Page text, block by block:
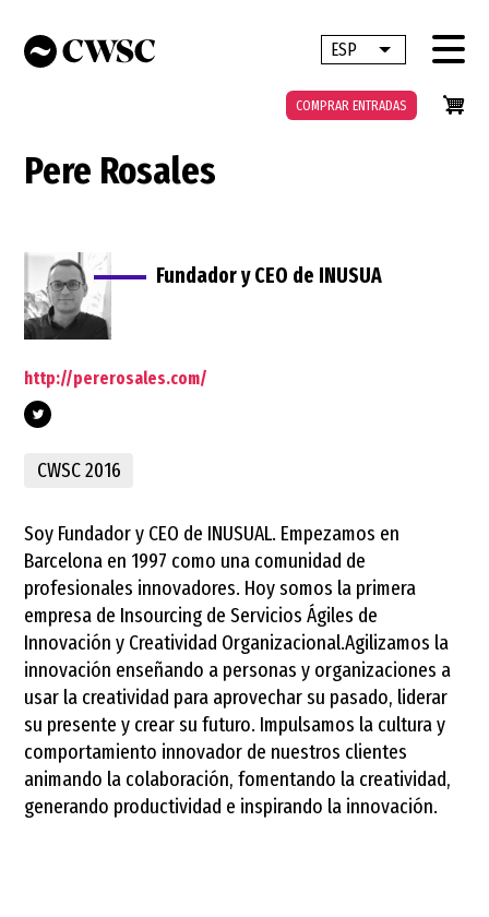
contenido
ESP Lista adicional
COMPRAR ENTRADAS
Pere Rosales
Fundador y CEO de INUSUA
http://pererosales.com/
CWSC 2016
Soy Fundador y CEO de INUSUAL. Empezamos en
Barcelona en 1997 como una comunidad de
profesionales innovadores. Hoy somos la primera
empresa de Insourcing de Servicios Ágiles de
Innovación y Creatividad Organizacional.Agilizamos la
innovación enseñando a personas y organizaciones a
usar la creatividad para aprovechar su pasado, liderar
su presente y crear su futuro. Impulsamos la cultura y
comportamiento innovador de nuestros clientes
animando la colaboración, fomentando la creatividad,
generando productividad e inspirando la innovación.